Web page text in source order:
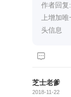
作者回复
上增加
头信息

芝士老爹
2018-11-22